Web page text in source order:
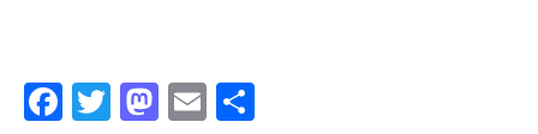
ることながら、完全にホップヘッズ（ホップ
F T M E